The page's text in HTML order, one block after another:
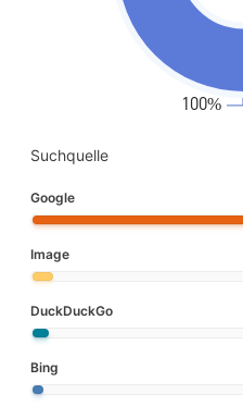
Suchquelle
Google
Image
DuckDuckGo
Bing